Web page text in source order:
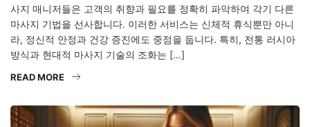
사지 매니저들은 고객의 취향과 필요를 정확히 파악하여 각기 다른
마사지 기법을 선사합니다. 이러한 서비스는 신체적 휴식뿐만 아니
라, 정신적 안정과 건강 증진에도 중점을 둡니다. 특히, 전통 러시아
방식과 현대적 마사지 기술의 조화는 […]
READ MORE